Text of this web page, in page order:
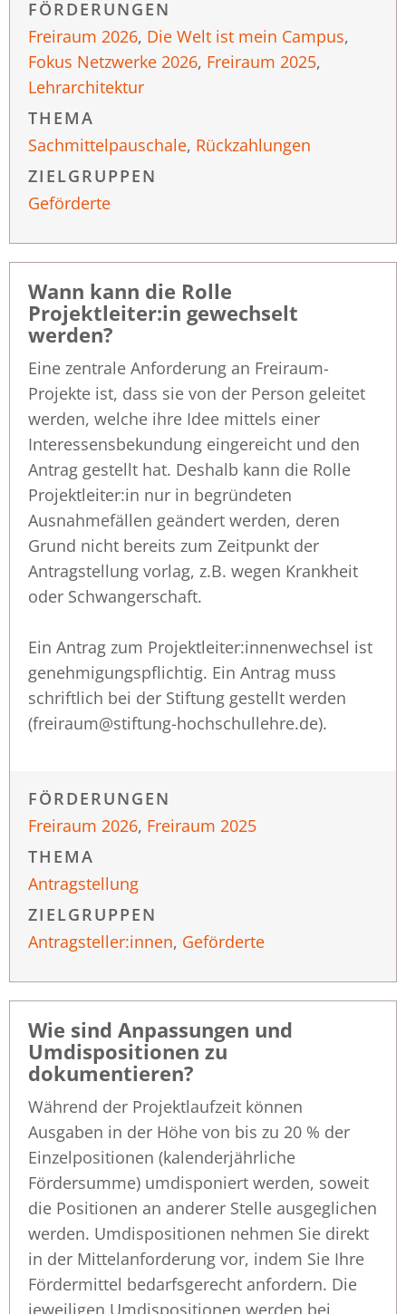
FÖRDERUNGEN
Freiraum 2026, Die Welt ist mein Campus,
Fokus Netzwerke 2026, Freiraum 2025,
Lehrarchitektur
THEMA
Sachmittelpauschale, Rückzahlungen
ZIELGRUPPEN
Geförderte
Wann kann die Rolle
Projektleiter:in gewechselt
werden?
Eine zentrale Anforderung an Freiraum-
Projekte ist, dass sie von der Person geleitet
werden, welche ihre Idee mittels einer
Interessensbekundung eingereicht und den
Antrag gestellt hat. Deshalb kann die Rolle
Projektleiter:in nur in begründeten
Ausnahmefällen geändert werden, deren
Grund nicht bereits zum Zeitpunkt der
Antragstellung vorlag, z.B. wegen Krankheit
oder Schwangerschaft.
Ein Antrag zum Projektleiter:innenwechsel ist
genehmigungspflichtig. Ein Antrag muss
schriftlich bei der Stiftung gestellt werden
(freiraum@stiftung-hochschullehre.de).
FÖRDERUNGEN
Freiraum 2026, Freiraum 2025
THEMA
Antragstellung
ZIELGRUPPEN
Antragsteller:innen, Geförderte
Wie sind Anpassungen und
Umdispositionen zu
dokumentieren?
Während der Projektlaufzeit können
Ausgaben in der Höhe von bis zu 20 % der
Einzelpositionen (kalenderjährliche
Fördersumme) umdisponiert werden, soweit
die Positionen an anderer Stelle ausgeglichen
werden. Umdispositionen nehmen Sie direkt
in der Mittelanforderung vor, indem Sie Ihre
Fördermittel bedarfsgerecht anfordern. Die
jeweiligen Umdispositionen werden bei